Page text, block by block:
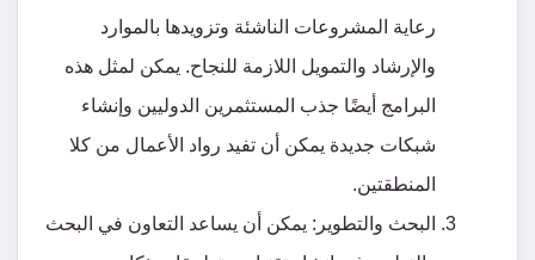
رعاية المشروعات الناشئة وتزويدها بالموارد
والإرشاد والتمويل اللازمة للنجاح. يمكن لمثل هذه
البرامج أيضًا جذب المستثمرين الدوليين وإنشاء
شبكات جديدة يمكن أن تفيد رواد الأعمال من كلا
المنطقتين.
البحث والتطوير: يمكن أن يساعد التعاون في البحث